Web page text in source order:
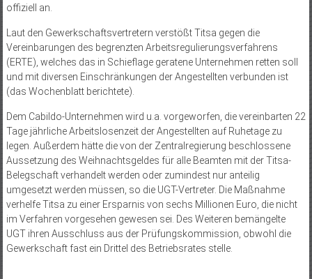
offiziell an.
Laut den Gewerkschaftsvertretern verstößt Titsa gegen die
Vereinbarungen des begrenzten Arbeitsregulierungsverfahrens
(ERTE), welches das in Schieflage geratene Unternehmen retten soll
und mit diversen Einschränkungen der Angestellten verbunden ist
(das Wochenblatt berichtete).
Dem Cabildo-Unternehmen wird u.a. vorgeworfen, die vereinbarten 22
Tage jährliche Arbeitslosenzeit der Angestellten auf Ruhetage zu
legen. Außerdem hätte die von der Zentralregierung beschlossene
Aussetzung des Weihnachtsgeldes für alle Beamten mit der Titsa-
Belegschaft verhandelt werden oder zumindest nur anteilig
umgesetzt werden müssen, so die UGT-Vertreter. Die Maßnahme
verhelfe Titsa zu einer Ersparnis von sechs Millionen Euro, die nicht
im Verfahren vorgesehen gewesen sei. Des Weiteren bemängelte
UGT ihren Ausschluss aus der Prüfungskommission, obwohl die
Gewerkschaft fast ein Drittel des Betriebsrates stelle.